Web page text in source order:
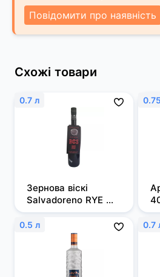
Повідомити про наявність
Схожі товари
0.7 л
Зернова віскі
Salvadoreno RYE
0,7л 50%
0.5 л 0.7